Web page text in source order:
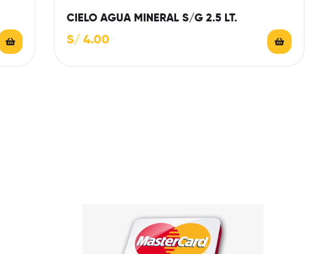
CIELO AGUA MINERAL S/G 2.5 LT.
S/ 4.00